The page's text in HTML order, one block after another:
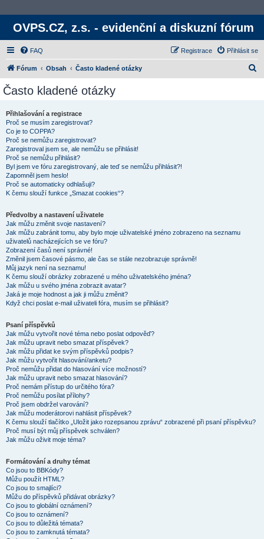
OVPS.CZ, z.s. - evidenční a diskuzní fórum
FAQ Přihlásit se
Registrace
Fórum Obsah Často kladené otázky
Často kladené otázky
Přihlašování a registrace
Proč se musím zaregistrovat?
Co je to COPPA?
Proč se nemůžu zaregistrovat?
Zaregistroval jsem se, ale nemůžu se přihlásit!
Proč se nemůžu přihlásit?
Byl jsem ve fóru zaregistrovaný, ale teď se nemůžu přihlásit?!
Zapomněl jsem heslo!
Proč se automaticky odhlašuji?
K čemu slouží funkce „Smazat cookies“?
Předvolby a nastavení uživatele
Jak můžu změnit svoje nastavení?
Jak můžu zabránit tomu, aby bylo moje uživatelské jméno zobrazeno na seznamu
uživatelů nacházejících se ve fóru?
Zobrazení časů není správné!
Změnil jsem časové pásmo, ale čas se stále nezobrazuje správně!
Můj jazyk není na seznamu!
K čemu slouží obrázky zobrazené u mého uživatelského jména?
Jak můžu u svého jména zobrazit avatar?
Jaká je moje hodnost a jak ji můžu změnit?
Když chci poslat e-mail uživateli fóra, musím se přihlásit?
Psaní příspěvků
Jak můžu vytvořit nové téma nebo poslat odpověď?
Jak můžu upravit nebo smazat příspěvek?
Jak můžu přidat ke svým příspěvků podpis?
Jak můžu vytvořit hlasování/anketu?
Proč nemůžu přidat do hlasování více možností?
Jak můžu upravit nebo smazat hlasování?
Proč nemám přístup do určitého fóra?
Proč nemůžu posílat přílohy?
Proč jsem obdržel varování?
Jak můžu moderátorovi nahlásit příspěvek?
K čemu slouží tlačítko „Uložit jako rozepsanou zprávu“ zobrazené při psaní příspěvku?
Proč musí být můj příspěvek schválen?
Jak můžu oživit moje téma?
Formátování a druhy témat
Co jsou to BBKódy?
Můžu použít HTML?
Co jsou to smajlíci?
Můžu do příspěvků přidávat obrázky?
Co jsou to globální oznámení?
Co jsou to oznámení?
Co jsou to důležitá témata?
Co jsou to zamknutá témata?